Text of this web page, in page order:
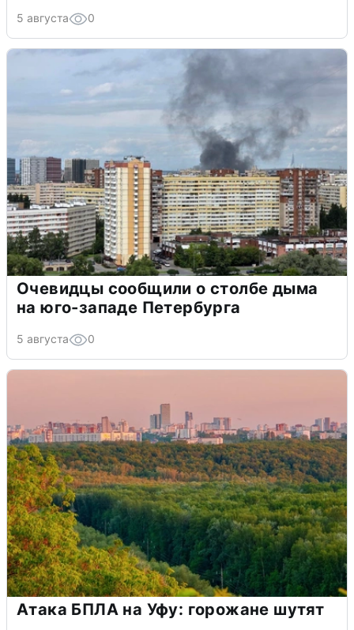
5 августа 0
Очевидцы сообщили о столбе дыма
на юго-западе Петербурга
5 августа 0
Атака БПЛА на Уфу: горожане шутят